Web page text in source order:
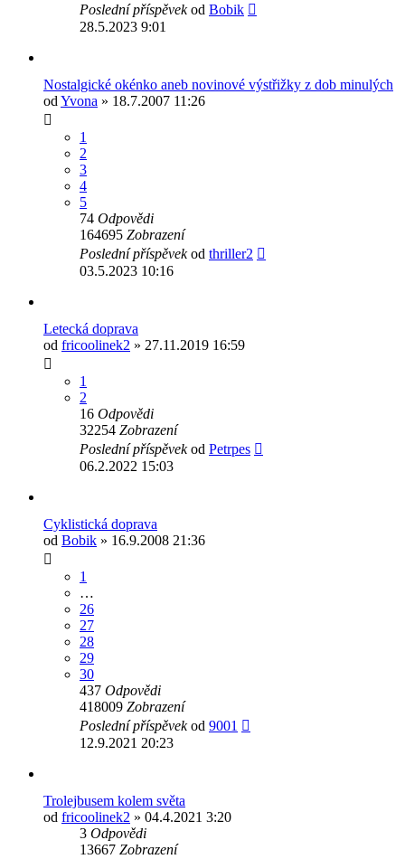
Poslední příspěvekod Bobik
28.5.2023 9:01
Nostalgické okénko aneb novinové výstřižky z dob minulých
od Yvona » 18.7.2007 11:26
1
2
3
4
5
74 Odpovědi
164695 Zobrazení
Poslední příspěvekod thriller2
03.5.2023 10:16
Letecká doprava
od fricoolinek2 » 27.11.2019 16:59
1
2
16 Odpovědi
32254 Zobrazení
Poslední příspěvekod Petrpes
06.2.2022 15:03
Cyklistická doprava
od Bobik » 16.9.2008 21:36
1
…
26
27
28
29
30
437 Odpovědi
418009 Zobrazení
Poslední příspěvekod 9001
12.9.2021 20:23
Trolejbusem kolem světa
od fricoolinek2 » 04.4.2021 3:20
3 Odpovědi
13667 Zobrazení